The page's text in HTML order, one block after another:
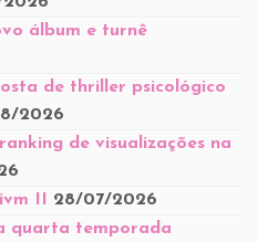
álbum e turnê
de thriller psicológico
2026
de visualizações na
II 28/07/2026
quarta temporada